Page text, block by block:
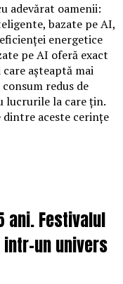
adevărat oamenii:
bazate pe AI,
energetice
pe AI oferă exact
așteaptă mai
redus de
lucrurile la care țin.
dintre aceste cerințe
ani. Festivalul
un univers